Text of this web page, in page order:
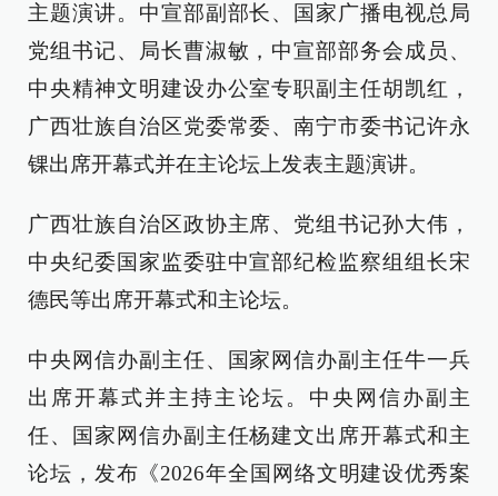
主题演讲。中宣部副部长、国家广播电视总局
党组书记、局长曹淑敏，中宣部部务会成员、
中央精神文明建设办公室专职副主任胡凯红，
广西壮族自治区党委常委、南宁市委书记许永
锞出席开幕式并在主论坛上发表主题演讲。
广西壮族自治区政协主席、党组书记孙大伟，
中央纪委国家监委驻中宣部纪检监察组组长宋
德民等出席开幕式和主论坛。
中央网信办副主任、国家网信办副主任牛一兵
出席开幕式并主持主论坛。中央网信办副主
任、国家网信办副主任杨建文出席开幕式和主
论坛，发布《2026年全国网络文明建设优秀案